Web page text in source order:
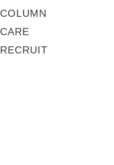
COLUMN
CARE
RECRUIT